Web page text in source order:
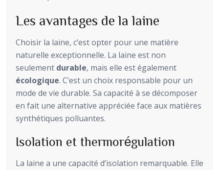
Les avantages de la laine
Choisir la laine, c’est opter pour une matière
naturelle exceptionnelle. La laine est non
seulement durable, mais elle est également
écologique. C’est un choix responsable pour un
mode de vie durable. Sa capacité à se décomposer
en fait une alternative appréciée face aux matières
synthétiques polluantes.
Isolation et thermorégulation
La laine a une capacité d’isolation remarquable. Elle